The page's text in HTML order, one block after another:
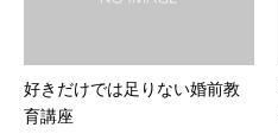
好きだけでは足りない婚前教
育講座